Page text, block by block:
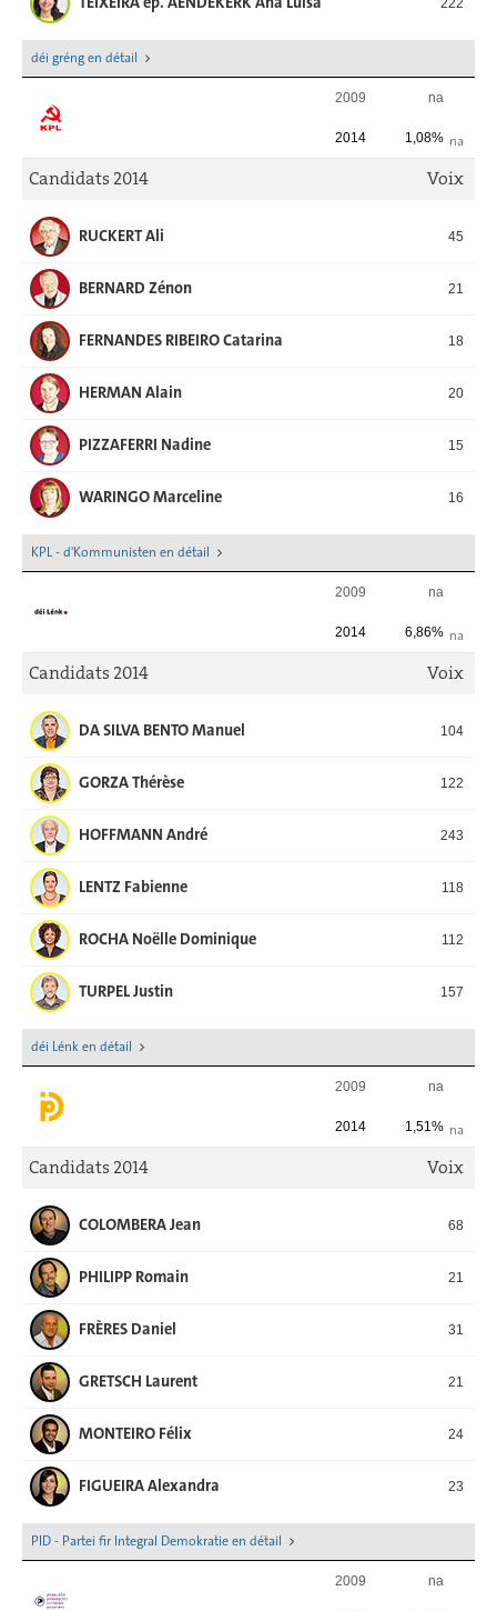
222
déi gréng en détail
2009 na
na
2014 1,08%
Candidats 2014 Voix
RUCKERT Ali 45
BERNARD Zénon 21
FERNANDES RIBEIRO Catarina 18
HERMAN Alain 20
PIZZAFERRI Nadine 15
WARINGO Marceline 16
KPL - d'Kommunisten en détail
2009 na
na
2014 6,86%
Candidats 2014 Voix
DA SILVA BENTO Manuel 104
GORZA Thérèse 122
HOFFMANN André 243
LENTZ Fabienne 118
ROCHA Noëlle Dominique 112
TURPEL Justin 157
déi Lénk en détail
2009 na
na
2014 1,51%
Candidats 2014 Voix
COLOMBERA Jean 68
PHILIPP Romain 21
FRÈRES Daniel 31
GRETSCH Laurent 21
MONTEIRO Félix 24
FIGUEIRA Alexandra 23
PID - Partei fir Integral Demokratie en détail
2009 na